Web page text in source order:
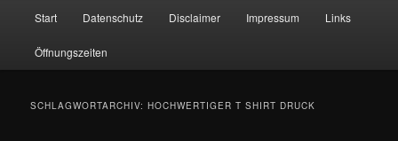
Start Datenschutz Disclaimer Impressum Links
Öffnungszeiten
SCHLAGWORTARCHIV:HOCHWERTIGER T SHIRT DRUCK